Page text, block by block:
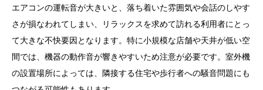
エアコンの運転音が大きいと、落ち着いた雰囲気や会話のしやす
さが損なわれてしまい、リラックスを求めて訪れる利用者にとっ
て大きな不快要因となります。特に小規模な店舗や天井が低い空
間では、機器の動作音が響きやすいため注意が必要です。室外機
の設置場所によっては、隣接する住宅や歩行者への騒音問題にも